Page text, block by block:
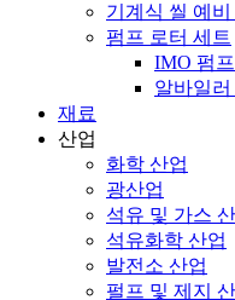
기계식 씰 예비
펌프 로터 세트
IMO 펌
알바일
재료
산업
화학 산업
광산업
석유 및 가스
석유화학 산업
발전소 산업
펄프 및 제지